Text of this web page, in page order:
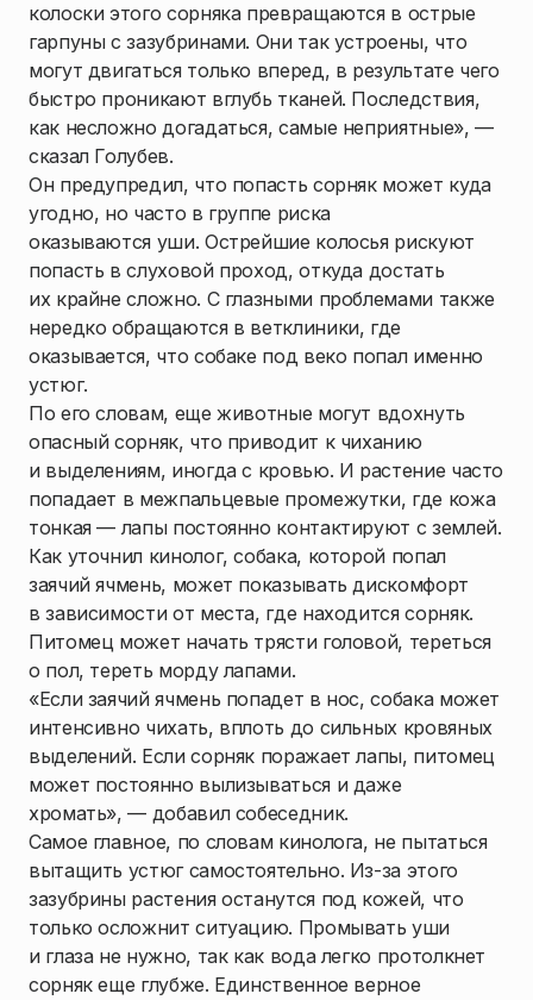
колоски этого сорняка превращаются в острые
гарпуны с зазубринами. Они так устроены, что
могут двигаться только вперед, в результате чего
быстро проникают вглубь тканей. Последствия,
как несложно догадаться, самые неприятные», —
сказал Голубев.
Он предупредил, что попасть сорняк может куда
угодно, но часто в группе риска
оказываются уши. Острейшие колосья рискуют
попасть в слуховой проход, откуда достать
их крайне сложно. С глазными проблемами также
нередко обращаются в ветклиники, где
оказывается, что собаке под веко попал именно
устюг.
По его словам, еще животные могут вдохнуть
опасный сорняк, что приводит к чиханию
и выделениям, иногда с кровью. И растение часто
попадает в межпальцевые промежутки, где кожа
тонкая — лапы постоянно контактируют с землей.
Как уточнил кинолог, собака, которой попал
заячий ячмень, может показывать дискомфорт
в зависимости от места, где находится сорняк.
Питомец может начать трясти головой, тереться
о пол, тереть морду лапами.
«Если заячий ячмень попадет в нос, собака может
интенсивно чихать, вплоть до сильных кровяных
выделений. Если сорняк поражает лапы, питомец
может постоянно вылизываться и даже
хромать», — добавил собеседник.
Самое главное, по словам кинолога, не пытаться
вытащить устюг самостоятельно. Из-за этого
зазубрины растения останутся под кожей, что
только осложнит ситуацию. Промывать уши
и глаза не нужно, так как вода легко протолкнет
сорняк еще глубже. Единственное верное